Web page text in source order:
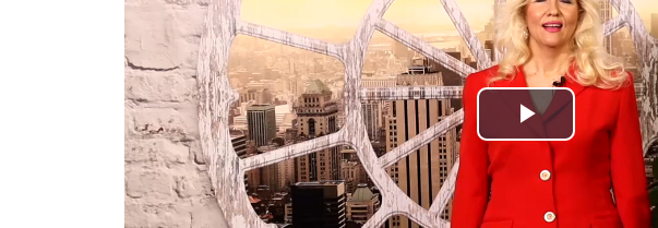
Toista
Video